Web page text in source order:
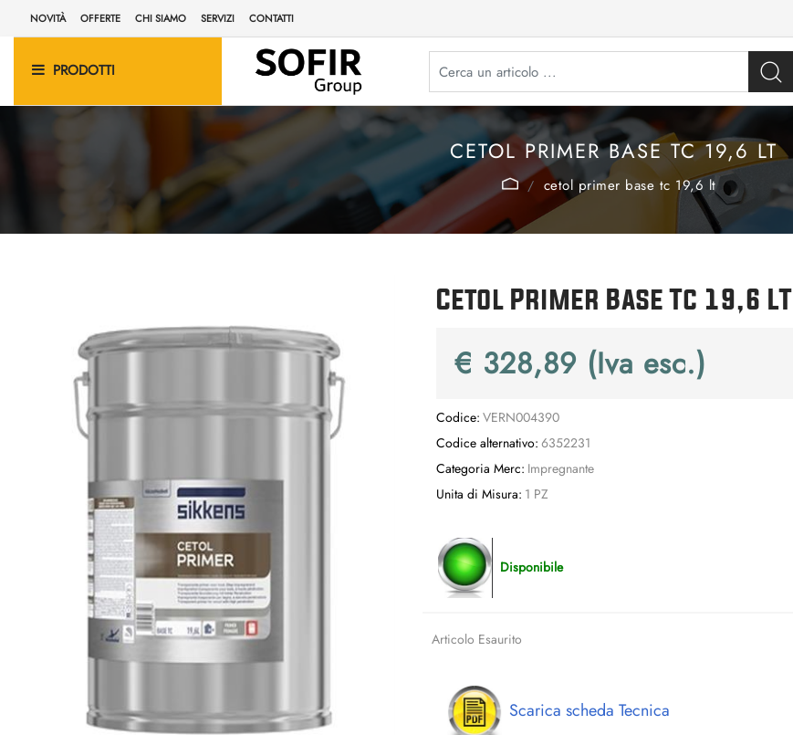
NOVITÀ OFFERTE CHI SIAMO SERVIZI CONTATTI
PRODOTTI
CETOL PRIMER BASE TC 19,6 LT
cetol primer base tc 19,6 lt
Cetol Primer Base Tc 19,6 LT
€ 328,89 (Iva esc.)
Codice: VERN004390
Codice alternativo: 6352231
Categoria Merc: Impregnante
Unita di Misura: 1 PZ
Disponibile
Articolo Esaurito
Scarica scheda Tecnica